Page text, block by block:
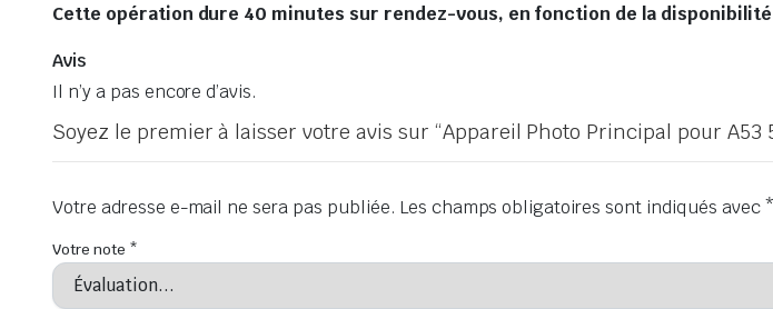
Cette opération dure 40 minutes sur rendez-vous, en fonction de la
Avis
Il n’y a pas encore d’avis.
Soyez le premier à laisser votre avis sur “Appareil Photo Principal pour A53
Votre adresse e-mail ne sera pas publiée. Les champs obligatoires sont indiqués avec*
Votre note *